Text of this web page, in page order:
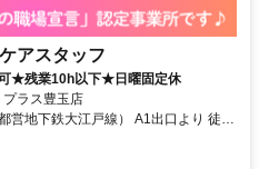
アスタッフ
★残業10h以下★日曜固定休
ラス豊玉店
営地下鉄大江戸線） A1出口より 徒歩
袋駅（西武新宿線） 北口より 徒歩
） より 徒歩約15〜17分